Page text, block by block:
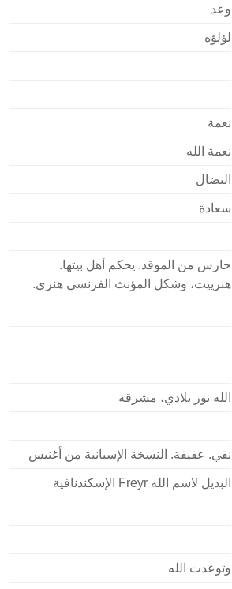
وعد
لؤلؤة
نعمة
نعمة الله
النضال
سعادة
حارس من الموقد. يحكم أهل بيتها.
هنرييت، وشكل المؤنث الفرنسي هنري.
الله نور بلادي، مشرقة
نقي. عفيفة. النسخة الإسبانية من أغنيس
البديل لاسم الله Freyr الإسكندنافية
وتوعدت الله